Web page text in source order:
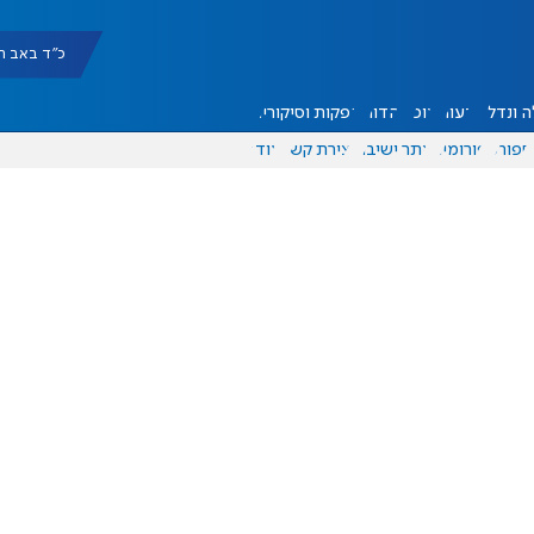
כ"ד באב תשפ"ו
ונדל"ן דעות אוכל יהדות הפקות וסיקורים
ספורט פורומים אתר ישיבה יצירת קשר עוד